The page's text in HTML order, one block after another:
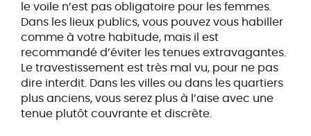
le voile n’est pas obligatoire pour les femmes.
Dans les lieux publics, vous pouvez vous habiller
comme à votre habitude, mais il est
recommandé d’éviter les tenues extravagantes.
Le travestissement est très mal vu, pour ne pas
dire interdit. Dans les villes ou dans les quartiers
plus anciens, vous serez plus à l’aise avec une
tenue plutôt couvrante et discrète.